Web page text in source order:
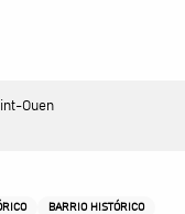
Ouen
BARRIO HISTÓRICO